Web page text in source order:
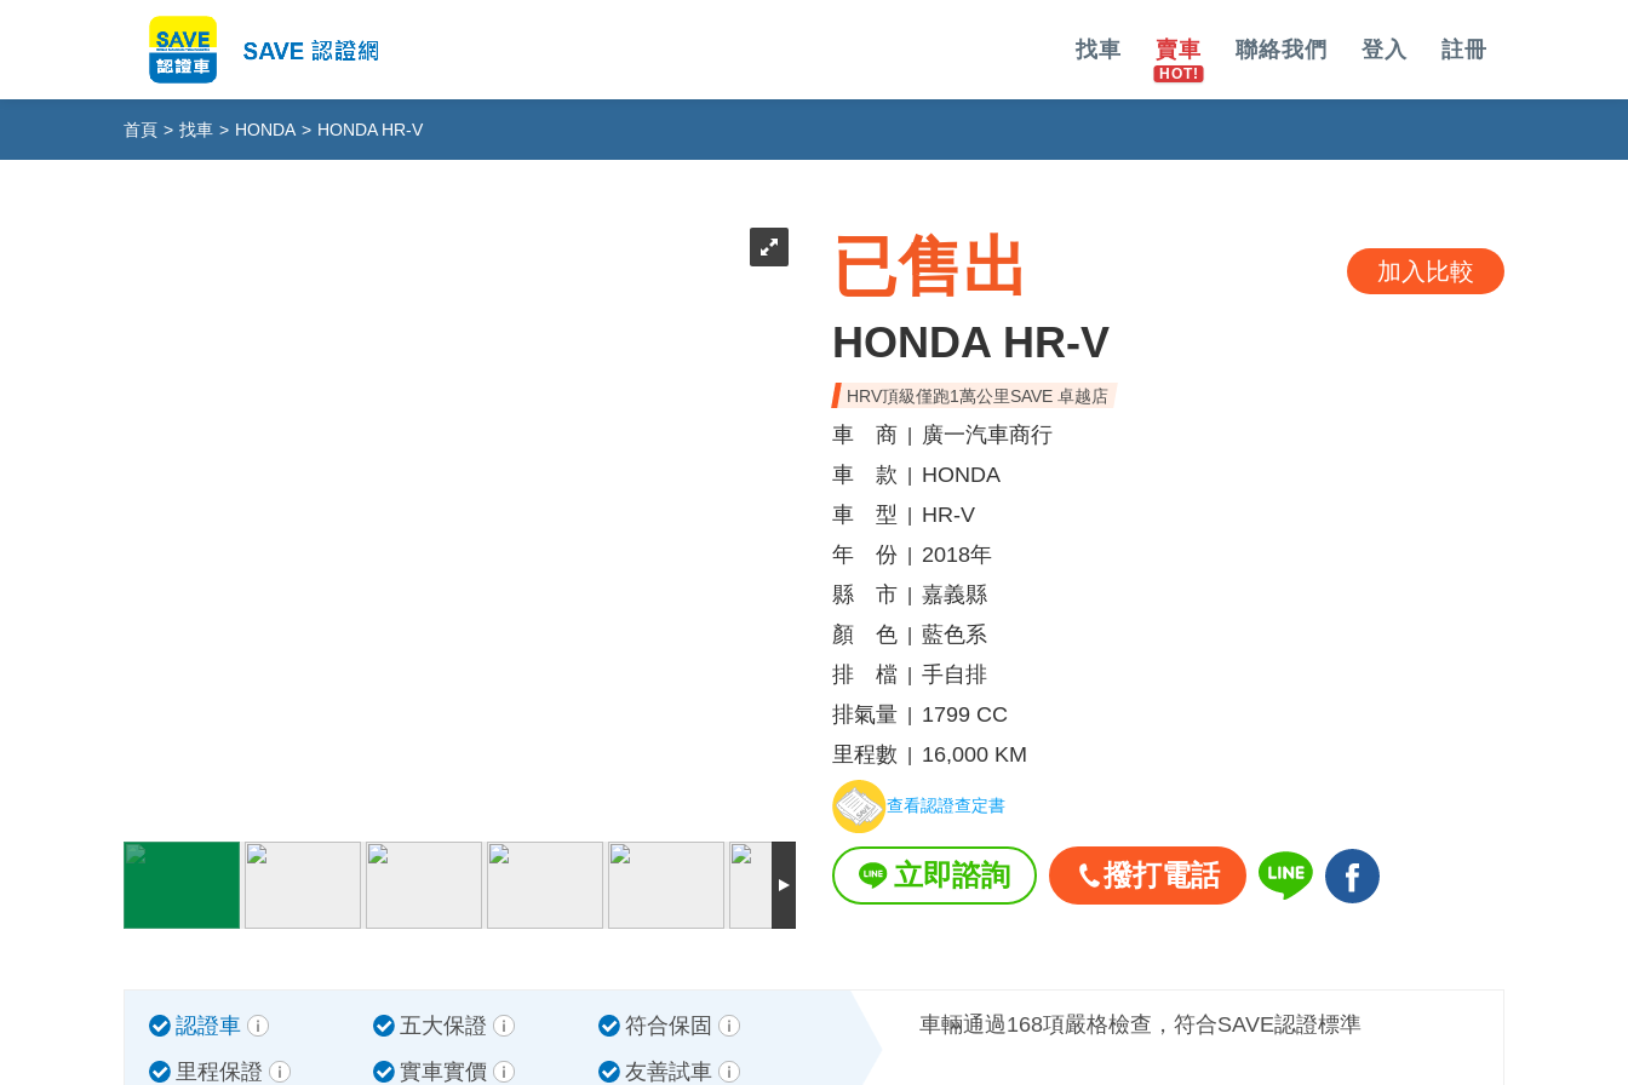
找車 賣車 聯絡我們 登入 註冊
首頁 > 找車 > HONDA > HONDA HR-V
已售出 加入比較
HONDA HR-V
HRV頂級僅跑1萬公里SAVE 卓越店
車 商
廣一汽車商行
車 款
HONDA
車 型
HR-V
年 份
2018年
縣 市
嘉義縣
顏 色
藍色系
排 檔
手自排
排氣量
1799 CC
里程數
16,000 KM
查看認證查定書
立即諮詢 撥打電話
認證車 五大保證
符合保固
里程保證
實車實價 友善試車
車輛通過168項嚴格檢查，符合SAVE認證標準